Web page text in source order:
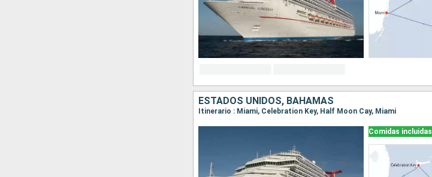
ESTADOS UNIDOS, BAHAMAS
Itinerario : Miami, Celebration Key, Half Moon Cay, Miami
Comidas incluidas